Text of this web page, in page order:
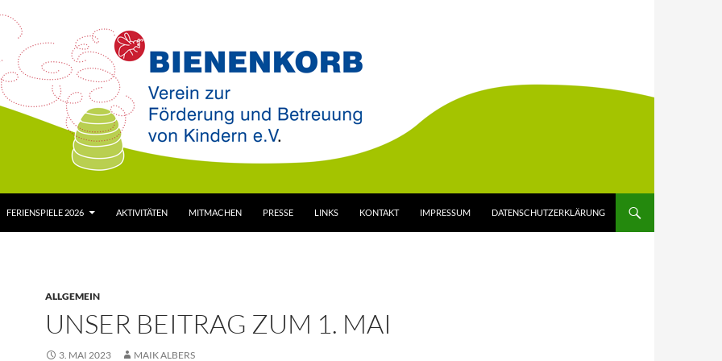
FERIENSPIELE 2026 AKTIVITÄTEN MITMACHEN PRESSE LINKS KONTAKT IMPRESSUM DATENSCHUTZERKLÄRUNG
ALLGEMEIN
UNSER BEITRAG ZUM 1. MAI
3. MAI 2023 MAIK ALBERS